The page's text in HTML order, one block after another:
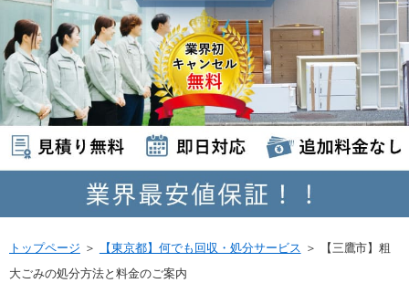
トップページ ＞ 【東京都】何でも回収・処分サービス ＞
【三鷹市】粗
大ごみの処分方法と料金のご案内